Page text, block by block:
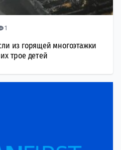
1
из горящей многоэтажки
трое детей